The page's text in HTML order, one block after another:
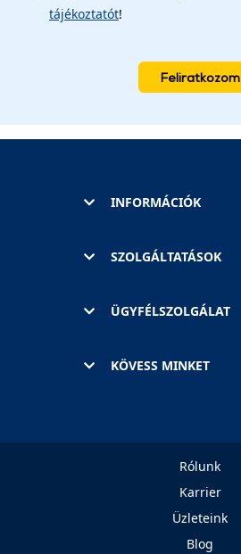
tájékoztatót!
Feliratkozom
INFORMÁCIÓK
SZOLGÁLTATÁSOK
ÜGYFÉLSZOLGÁLAT
KÖVESS MINKET
Rólunk
Karrier
Üzleteink
Blog